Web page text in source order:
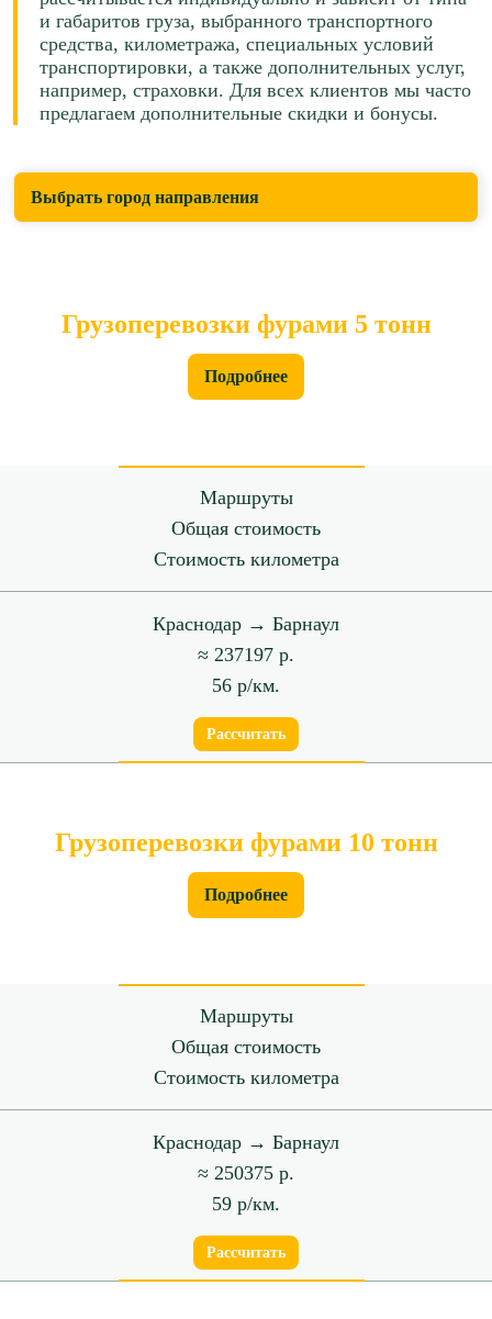
и габаритов груза, выбранного транспортного
средства, километража, специальных условий
транспортировки, а также дополнительных услуг,
например, страховки. Для всех клиентов мы часто
предлагаем дополнительные скидки и бонусы.
Выбрать город направления
Грузоперевозки фурами 5 тонн
Подробнее
Маршруты
Общая стоимость
Стоимость километра
Краснодар → Барнаул
≈ 237197 р.
56 р/км.
Рассчитать
Грузоперевозки фурами 10 тонн
Подробнее
Маршруты
Общая стоимость
Стоимость километра
Краснодар → Барнаул
≈ 250375 р.
59 р/км.
Рассчитать